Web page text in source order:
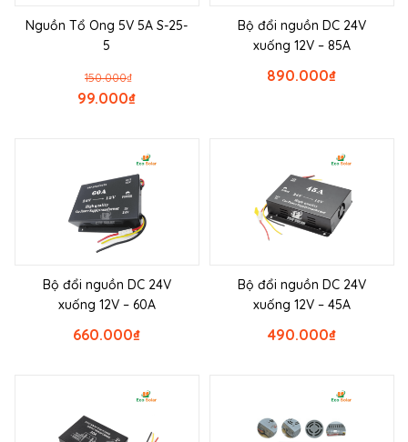
Nguồn Tổ Ong 5V 5A S-25-
5
₫
150.000
₫
99.000
Bộ đổi nguồn DC 24V
xuống 12V – 85A
₫
890.000
Bộ đổi nguồn DC 24V
xuống 12V – 60A
₫
660.000
Bộ đổi nguồn DC 24V
xuống 12V – 45A
₫
490.000